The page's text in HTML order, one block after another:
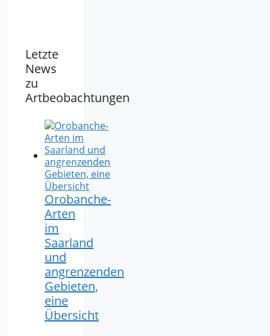
Letzte
News
zu
Artbeobachtungen
Orobanche-
Arten
im
Saarland
und
angrenzenden
Gebieten,
eine
Übersicht